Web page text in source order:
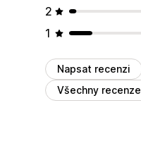
2
1
Napsat recenzi
Všechny recenze